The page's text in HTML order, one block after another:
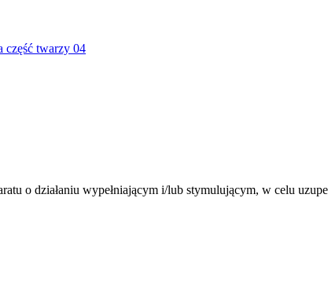
część twarzy 04
o działaniu wypełniającym i/lub stymulującym, w celu